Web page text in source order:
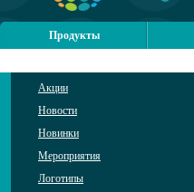
Продукты
Акции
Новости
Новинки
Мероприятия
Логотипы